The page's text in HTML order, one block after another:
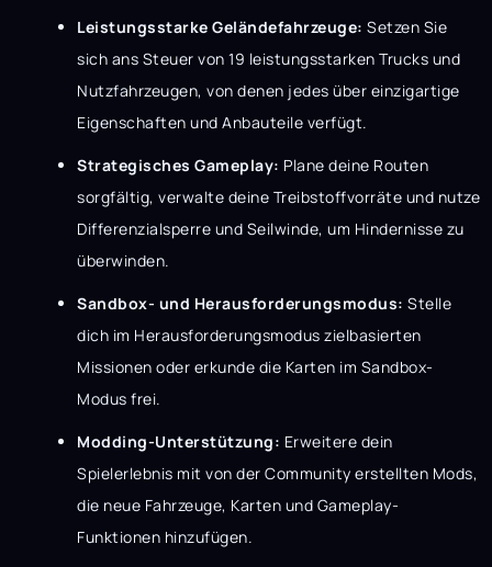
Leistungsstarke Geländefahrzeuge: Setzen Sie
sich ans Steuer von 19 leistungsstarken Trucks und
Nutzfahrzeugen, von denen jedes über einzigartige
Eigenschaften und Anbauteile verfügt.
Strategisches Gameplay: Plane deine Routen
sorgfältig, verwalte deine Treibstoffvorräte und nutze
Differenzialsperre und Seilwinde, um Hindernisse zu
überwinden.
Sandbox- und Herausforderungsmodus: Stelle
dich im Herausforderungsmodus zielbasierten
Missionen oder erkunde die Karten im Sandbox-
Modus frei.
Modding-Unterstützung: Erweitere dein
Spielerlebnis mit von der Community erstellten Mods,
die neue Fahrzeuge, Karten und Gameplay-
Funktionen hinzufügen.